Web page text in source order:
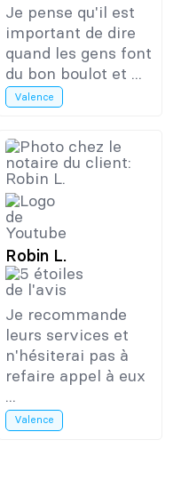
Je pense qu'il est
important de dire
quand les gens font
du bon boulot et ...
Valence
Robin L.
Je recommande
leurs services et
n'hésiterai pas à
refaire appel à eux
...
Valence